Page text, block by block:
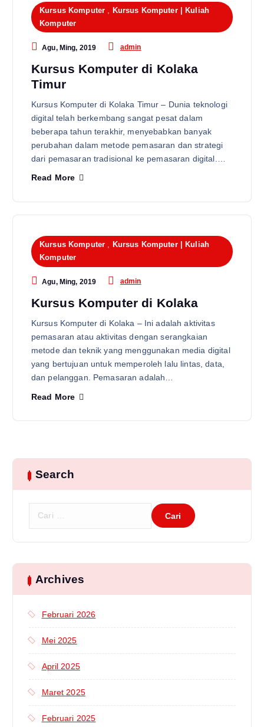
Kursus Komputer
Kursus Komputer | Kuliah
Komputer
Agu, Ming, 2019 admin
Kursus Komputer di Kolaka
Timur
Kursus Komputer di Kolaka Timur – Dunia teknologi
digital telah berkembang sangat pesat dalam
beberapa tahun terakhir, menyebabkan banyak
perubahan dalam metode pemasaran dan strategi
dari pemasaran tradisional ke pemasaran digital.…
Read More
Kursus Komputer , Kursus Komputer | Kuliah
Komputer
Agu, Ming, 2019 admin
Kursus Komputer di Kolaka
Kursus Komputer di Kolaka – Ini adalah aktivitas
pemasaran atau aktivitas dengan serangkaian
metode dan teknik yang menggunakan media digital
yang bertujuan untuk memperoleh lalu lintas, data,
dan pelanggan. Pemasaran adalah…
Read More
Search
u
n
k
Archives
Februari 2026
Mei 2025
April 2025
Maret 2025
Februari 2025